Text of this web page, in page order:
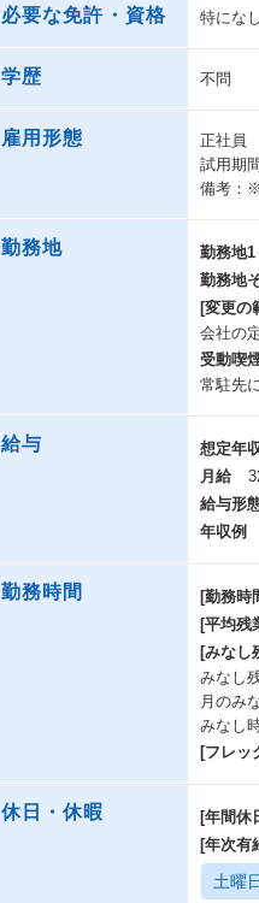
必要な免許・資格 特になし
学歴 不問
雇用形態
正社員
試用期
備考：
勤務地 勤務地1
勤務地
[変更の
会社の
受動喫
常駐先
給与 想定年
月給
給与形
年収例
勤務時間 [勤務時
[平均残
[みなし
みなし
月のみ
みなし
[フレッ
休日・休暇 [年間休
[年次有
土曜